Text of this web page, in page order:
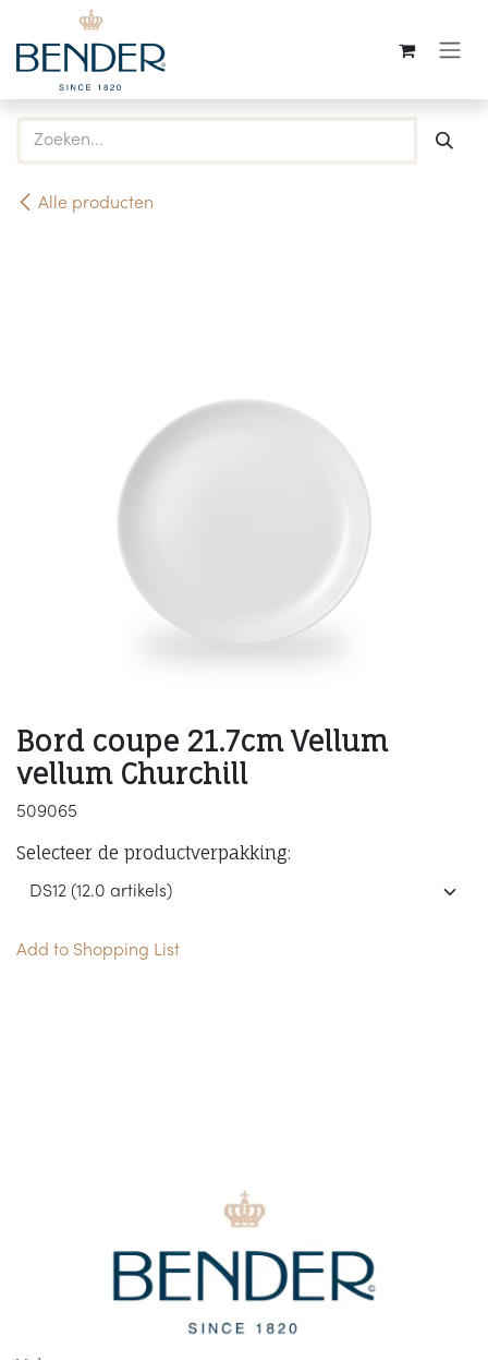
Overslaan naar inhoud
Alle producten
Bord coupe 21.7cm Vellum
vellum Churchill
509065
Selecteer de productverpakking:
Add to Shopping List